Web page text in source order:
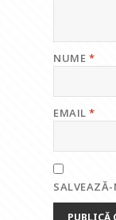
NUME *
EMAIL*